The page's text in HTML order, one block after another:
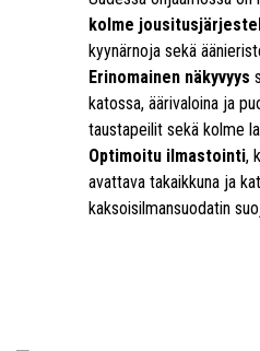
kolme
kyynärnoja sekä
Erinomainen näkyvyys
katossa, äärivaloina ja
taustapeilit sekä kolme
Optimoitu ilmastointi,
avattava takaikkuna ja
kaksoisilmansuodatin